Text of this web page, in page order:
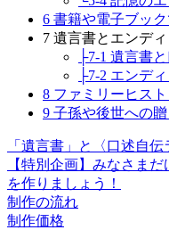
6 書籍や電子ブック
7 遺言書とエンデ
├7-1 遺言書
├7-2 エンデ
8 ファミリーヒス
9 子孫や後世への
「遺言書」と〈口述自
【特別企画】みなさま
を作りましょう！
制作の流れ
制作価格